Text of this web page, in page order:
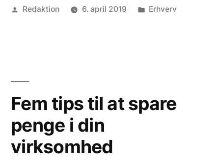
din
markedsføring”
Posted
Redaktion 6. april 2019
Posted
Erhverv
Fem tips til at spare
penge i din
virksomhed